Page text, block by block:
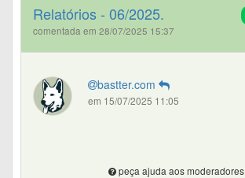
Relatórios - 06/2025.
comentada em 28/07/2025 15:37
bastter.com
em 15/07/2025 11:05
peça ajuda aos moderadores